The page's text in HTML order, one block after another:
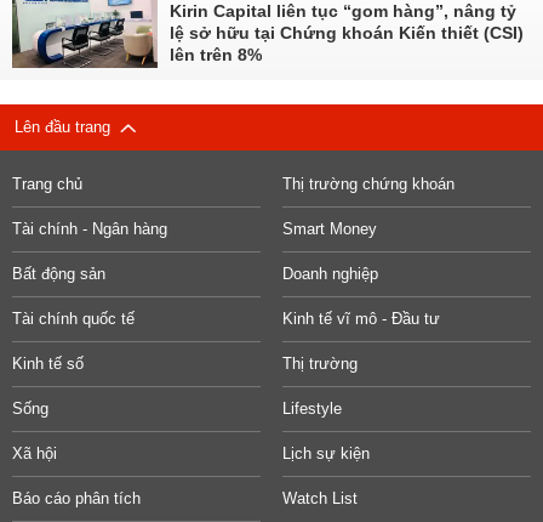
Kirin Capital liên tục “gom hàng”, nâng tỷ
lệ sở hữu tại Chứng khoán Kiến thiết (CSI)
lên trên 8%
Lên đầu trang
Trang chủ Thị trường chứng khoán
Tài chính - Ngân hàng Smart Money
Bất động sản Doanh nghiệp
Tài chính quốc tế Kinh tế vĩ mô - Đầu tư
Kinh tế số Thị trường
Sống Lifestyle
Xã hội Lịch sự kiện
Báo cáo phân tích Watch List